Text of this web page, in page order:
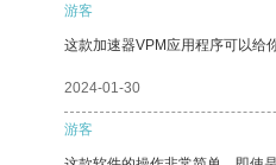
游客
这款加速器VPM应用程序可以给
2024-01-30
游客